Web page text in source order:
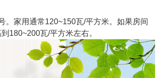
。家用通常120~150瓦/平方米。如果房间
180~200瓦/平方米左右。